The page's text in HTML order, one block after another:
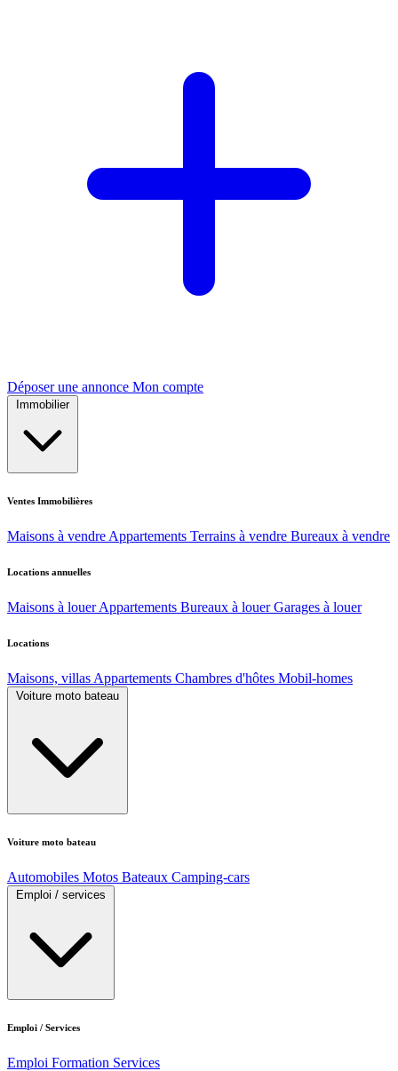
Déposer une annonce Mon compte
Immobilier
Ventes Immobilières
Maisons à vendre Appartements Terrains à vendre Bureaux à vendre
Locations annuelles
Maisons à louer Appartements Bureaux à louer Garages à louer
Locations
Maisons, villas Appartements Chambres d'hôtes Mobil-homes
Voiture moto bateau
Voiture moto bateau
Automobiles Motos Bateaux Camping-cars
Emploi / services
Emploi / Services
Emploi Formation Services